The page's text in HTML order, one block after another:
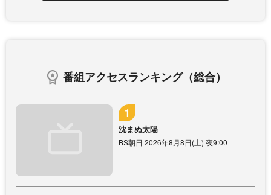
番組アクセスランキング（総合）
沈まぬ太陽
BS朝日 2026年8月8日(土) 夜9:00